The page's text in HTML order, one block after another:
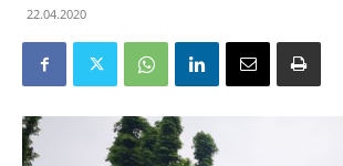
22.04.2020